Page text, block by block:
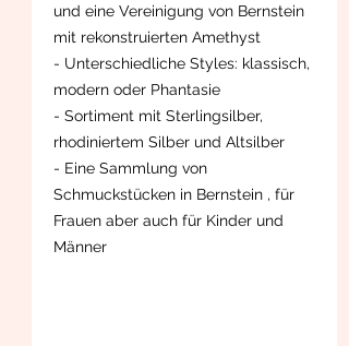
und eine Vereinigung von Bernstein
mit rekonstruierten Amethyst
- Unterschiedliche Styles: klassisch,
modern oder Phantasie
- Sortiment mit Sterlingsilber,
rhodiniertem Silber und Altsilber
- Eine Sammlung von
Schmuckstücken in Bernstein , für
Frauen aber auch für Kinder und
Männer